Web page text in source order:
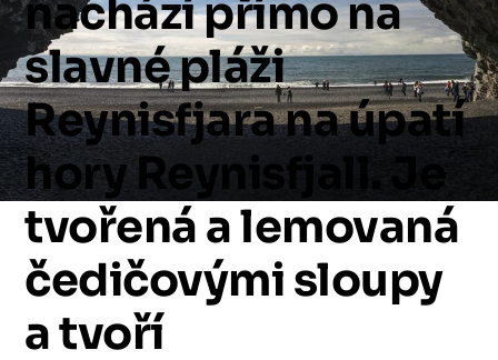
nacházípřímona
slavnépláži
Reynisfjaranaúpatí
horyReynisfjall. Je
tvořenáalemovaná
čedičovýmisloupy
atvoří